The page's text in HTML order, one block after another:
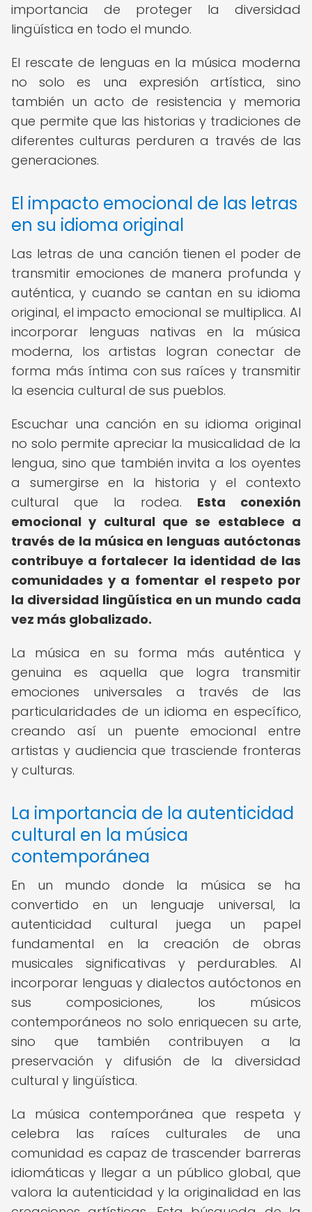
importancia de proteger la diversidad
lingüística en todo el mundo.
El rescate de lenguas en la música moderna
no solo es una expresión artística, sino
también un acto de resistencia y memoria
que permite que las historias y tradiciones de
diferentes culturas perduren a través de las
generaciones.
El impacto emocional de las letras
en su idioma original
Las letras de una canción tienen el poder de
transmitir emociones de manera profunda y
auténtica, y cuando se cantan en su idioma
original, el impacto emocional se multiplica. Al
incorporar lenguas nativas en la música
moderna, los artistas logran conectar de
forma más íntima con sus raíces y transmitir
la esencia cultural de sus pueblos.
Escuchar una canción en su idioma original
no solo permite apreciar la musicalidad de la
lengua, sino que también invita a los oyentes
a sumergirse en la historia y el contexto
cultural que la rodea. Esta conexión
emocional y cultural que se establece a
través de la música en lenguas autóctonas
contribuye a fortalecer la identidad de las
comunidades y a fomentar el respeto por
la diversidad lingüística en un mundo cada
vez más globalizado.
La música en su forma más auténtica y
genuina es aquella que logra transmitir
emociones universales a través de las
particularidades de un idioma en específico,
creando así un puente emocional entre
artistas y audiencia que trasciende fronteras
y culturas.
La importancia de la autenticidad
cultural en la música
contemporánea
En un mundo donde la música se ha
convertido en un lenguaje universal, la
autenticidad cultural juega un papel
fundamental en la creación de obras
musicales significativas y perdurables. Al
incorporar lenguas y dialectos autóctonos en
sus composiciones, los músicos
contemporáneos no solo enriquecen su arte,
sino que también contribuyen a la
preservación y difusión de la diversidad
cultural y lingüística.
La música contemporánea que respeta y
celebra las raíces culturales de una
comunidad es capaz de trascender barreras
idiomáticas y llegar a un público global, que
valora la autenticidad y la originalidad en las